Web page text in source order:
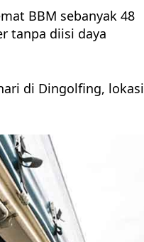
BBM sebanyak 48
tanpa diisi daya
di Dingolfing, lokasi